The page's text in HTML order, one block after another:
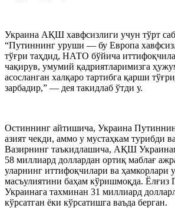
Украина АҚШ хавфсизлиги учун тўрт
“Путиннинг уруши — бу Европа
тўғри таҳдид, НАТО бўйича
чақирув, умумий қадриятларимизга
асосланган халқаро тартибга қарши
зарбадир,” — дея такидлаб ўтди у.
Остиннинг айтишича, Украина
азият чекди, аммо у мустаҳкам турибди
Вазирнинг таъкидлашича, АҚШ
58 миллиард доллардан ортиқ маблағ
уларнинг иттифоқчилари ва ҳамкорлари
масъулиятини баҳам кўришмоқда. Ёлғиз
Украинага тахминан 31 миллиард
кўрсатган ёки кўрсатишга ваъда берган.